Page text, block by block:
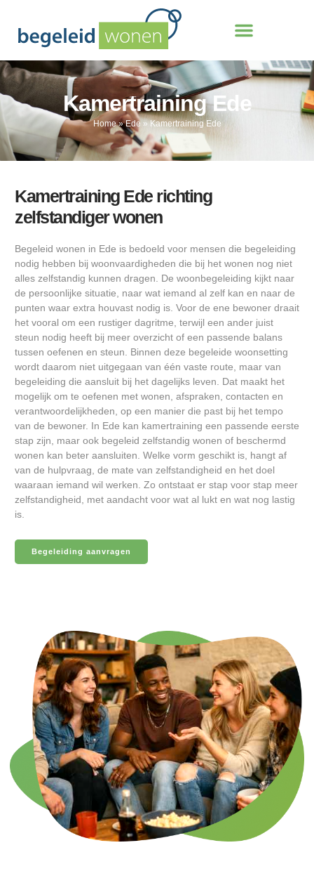
Kamertraining Ede
Home»Ede »Kamertraining Ede
Kamertraining Ede richting
zelfstandiger wonen
Begeleid wonen in Ede is bedoeld voor mensen die begeleiding
nodig hebben bij woonvaardigheden die bij het wonen nog niet
alles zelfstandig kunnen dragen. De woonbegeleiding kijkt naar
de persoonlijke situatie, naar wat iemand al zelf kan en naar de
punten waar extra houvast nodig is. Voor de ene bewoner draait
het vooral om een rustiger dagritme, terwijl een ander juist
steun nodig heeft bij meer overzicht of een passende balans
tussen oefenen en steun. Binnen deze begeleide woonsetting
wordt daarom niet uitgegaan van één vaste route, maar van
begeleiding die aansluit bij het dagelijks leven. Dat maakt het
mogelijk om te oefenen met wonen, afspraken, contacten en
verantwoordelijkheden, op een manier die past bij het tempo
van de bewoner. In Ede kan kamertraining een passende eerste
stap zijn, maar ook begeleid zelfstandig wonen of beschermd
wonen kan beter aansluiten. Welke vorm geschikt is, hangt af
van de hulpvraag, de mate van zelfstandigheid en het doel
waaraan iemand wil werken. Zo ontstaat er stap voor stap meer
zelfstandigheid, met aandacht voor wat al lukt en wat nog lastig
is.
Begeleiding aanvragen